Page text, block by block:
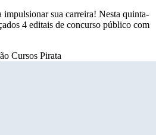
sua carreira! Nesta quinta-
4 editais de concurso público com
Cursos Pirata